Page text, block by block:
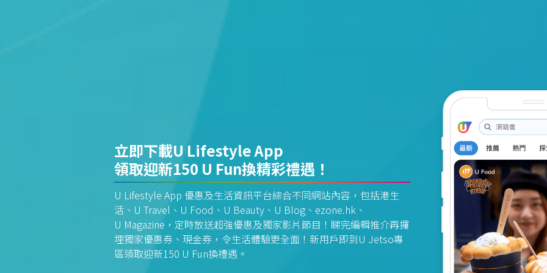
立即下載U Lifestyle App
領取迎新150 U Fun換精彩禮遇！
U Lifestyle App 優惠及生活資訊平台綜合不同網站內容，包括港生
活、U Travel、U Food、U Beauty、U Blog、ezone.hk、
U Magazine，定時放送超強優惠及獨家影片節目！睇完編輯推介再攞
埋獨家優惠券、現金券，令生活體驗更全面！新用戶即到U Jetso專
區領取迎新150 U Fun換禮遇。